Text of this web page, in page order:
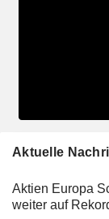
Aktuelle
Aktien Europa
weiter auf